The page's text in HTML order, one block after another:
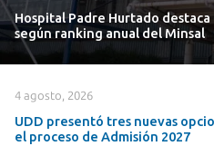
Hospital Padre Hurtado
según ranking anual del Minsal
4 agosto, 2026
UDD presentó tres nuevas
el proceso de Admisión 2027